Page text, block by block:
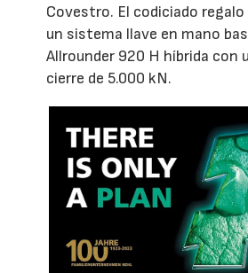
Covestro. El codiciado
un sistema llave en mano
Allrounder 920 H híbrida con
cierre de 5.000 kN.